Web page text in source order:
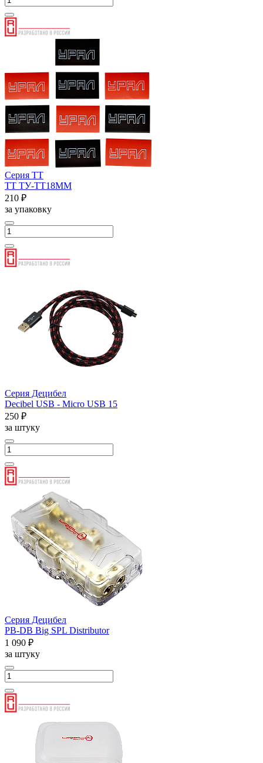
Серия ТТ
ТТ ТУ-ТТ18ММ
210 ₽
за упаковку
Серия Децибел
Decibel USB - Micro USB 15
250 ₽
за штуку
Серия Децибел
PB-DB Big SPL Distributor
1 090 ₽
за штуку